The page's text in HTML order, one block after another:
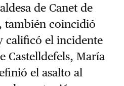
de Canet de
también coincidió
calificó el incidente
Castelldefels, María
el asalto al